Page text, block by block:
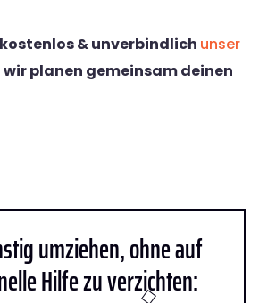
& unverbindlich unser
wir planen gemeinsam deinen
umziehen, ohne auf
Hilfe zu verzichten: